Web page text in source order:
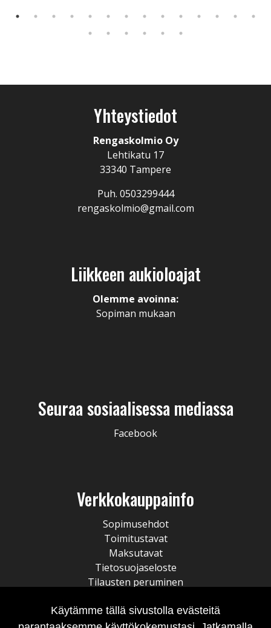
Yhteystiedot
Rengaskolmio Oy
Lehtikatu 17
33340 Tampere
Puh. 0503299444
rengaskolmio@gmail.com
Liikkeen aukioloajat
Olemme avoinna:
Sopiman mukaan
Seuraa sosiaalisessa mediassa
Facebook
Verkkokauppainfo
Sopimusehdot
Toimitustavat
Maksutavat
Tietosuojaseloste
Tilausten peruminen
Käytämme tällä sivustolla evästeitä